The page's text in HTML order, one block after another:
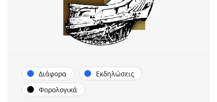
Διάφορα
Εκδηλώσεις
Φορολογικά